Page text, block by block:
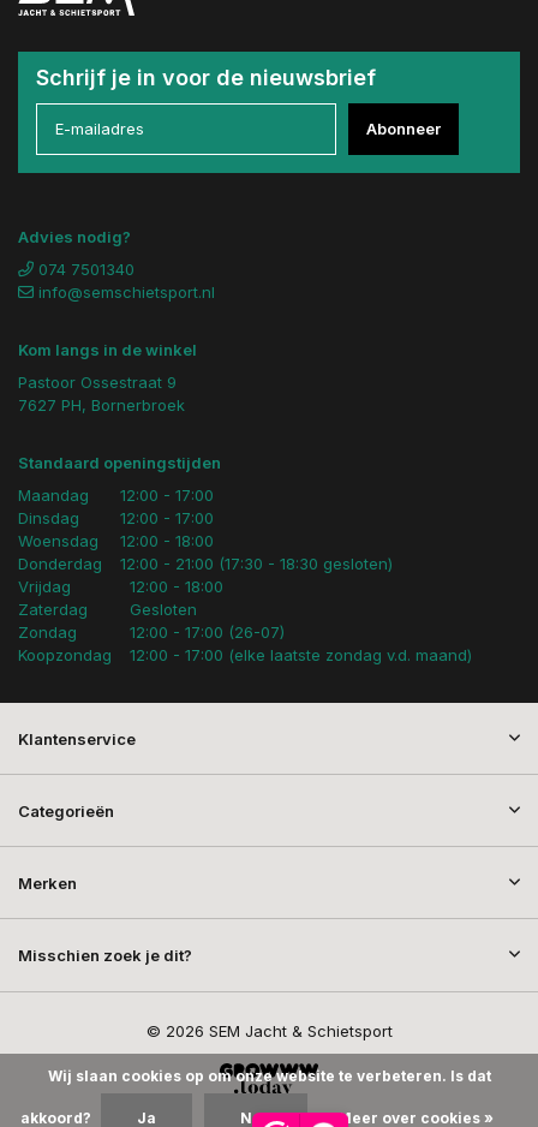
Schrijf je in voor de nieuwsbrief
Abonneer
Advies nodig?
074 7501340
info@semschietsport.nl
Kom langs in de winkel
Pastoor Ossestraat 9
7627 PH, Bornerbroek
Standaard openingstijden
Maandag
Dinsdag
Woensdag
Donderdag
12:00 - 17:00
12:00 - 17:00
12:00 - 18:00
12:00 - 21:00 (17:30 - 18:30 gesloten)
Vrijdag
Zaterdag
Zondag
Koopzondag
12:00 - 18:00
Gesloten
12:00 - 17:00 (26-07)
12:00 - 17:00 (elke laatste zondag v.d. maand)
Klantenservice
Categorieën
Merken
Misschien zoek je dit?
© 2026 SEM Jacht & Schietsport
Wij slaan cookies op om onze website te verbeteren. Is dat
akkoord? Ja Nee Meer over cookies »